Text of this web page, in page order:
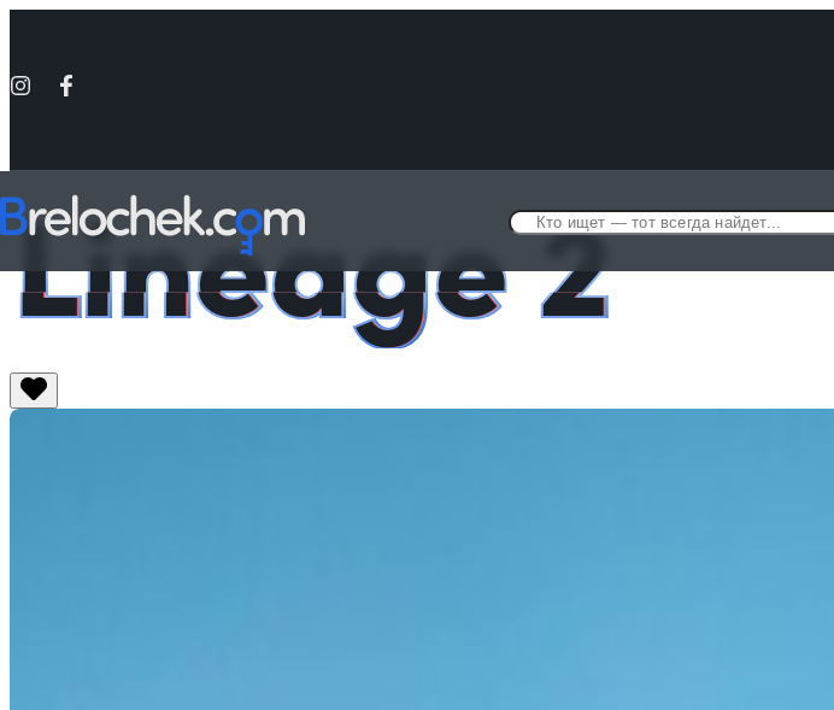
Lineage 2